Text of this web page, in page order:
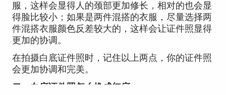
服，这样会显得人的颈部更加修长，相对的也会显
得脸比较小；如果是两件混搭的衣服，尽量选择两
件混搭衣服颜色反差较大的，这样会让证件照显得
更加的协调。
在拍摄白底证件照时，记住以上两点，你的证件照
会更加协调和完美。
二、白底证件照怎么换成红底